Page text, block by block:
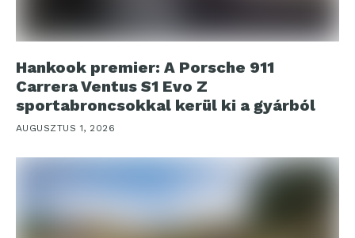
Hankook premier: A Porsche 911
Carrera Ventus S1 Evo Z
sportabroncsokkal kerül ki a gyárból
AUGUSZTUS 1, 2026